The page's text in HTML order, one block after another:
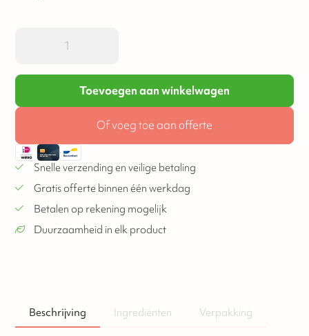
Toevoegen aan winkelwagen
Of voeg toe aan offerte
Snelle verzending en veilige betaling
Gratis offerte binnen één werkdag
Betalen op rekening mogelijk
Duurzaamheid in elk product
Beschrijving Ingrediënten Verpakking